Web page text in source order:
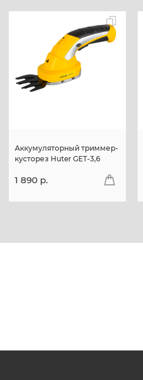
Аккумуляторный триммер-
кусторез Huter GET-3,6
1 890 p.